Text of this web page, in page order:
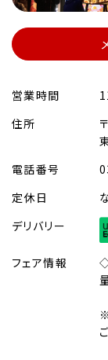
営業時間
住所
電話番号
定休日
デリバリー
フェア情報